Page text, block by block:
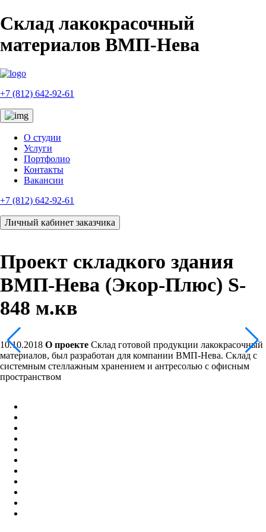
Склад лакокрасочный
материалов ВМП-Нева
+7 (812) 642-92-61
О студии
Услуги
Портфолио
Контакты
Вакансии
+7 (812) 642-92-61
Личный кабинет заказчика
Проект складкого здания
ВМП-Нева (Экор-Плюс) S-
848 м.кв
10.10.2018 О проекте Склад готовой продукции лакокрасочный
материалов, был разработан для компании ВМП-Нева. Склад с
системным стеллажным хранением и антресолью с офисным
пространством